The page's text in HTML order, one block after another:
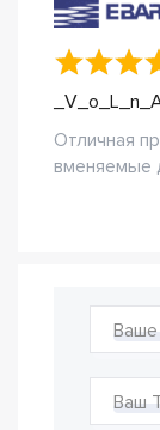
Отличная
вменяемые
Ваш